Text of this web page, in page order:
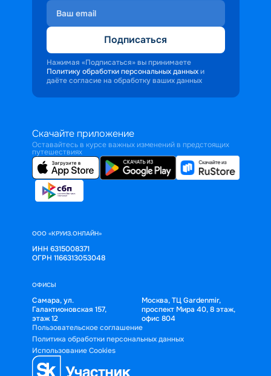
Подписаться
Нажимая «Подписаться» вы принимаете
Политику обработки персональных данных и
даёте согласие на обработку ваших данных
Скачайте приложение
Оставайтесь в курсе важных изменений в предстоящих
путешествиях
ООО «КРУИЗ.ОНЛАЙН»
ИНН 6315008371
ОГРН 1166313053048
ОФИСЫ
Самара, ул.
Галактионовская 157,
этаж 12
Москва, ТЦ Gardenmir,
проспект Мира 40, 8 этаж,
офис 804
Пользовательское соглашение
Политика обработки персональных данных
Использование Cookies